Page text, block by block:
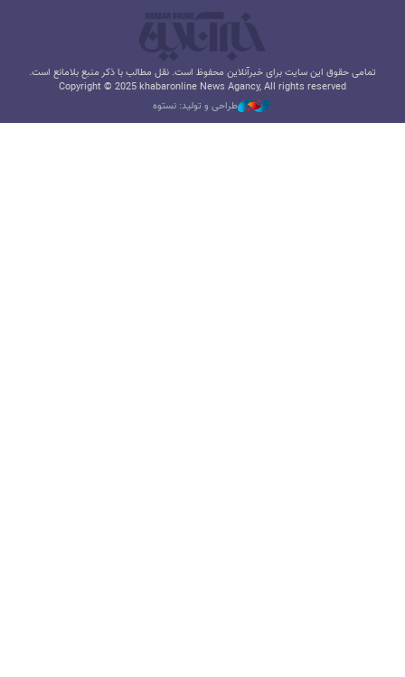
تمامی حقوق این سایت برای خبرآنلاین محفوظ است. نقل مطالب با ذکر منبع بلامانع است.
Copyright © 2025 khabaronline News Agancy, All rights reserved
طراحی و تولید: نستوه